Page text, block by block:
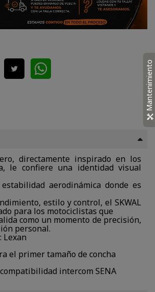
directamente inspirado en los
le confiere una identidad visual
aerodinámica donde es
estilo y control, el SKWAL
para los motociclistas que
como un momento de precisión,
personal.
Lexan
el primer tamaño de concha
intercom SENA
Mantenimiento